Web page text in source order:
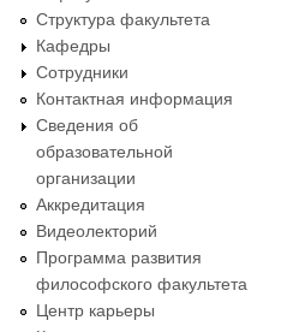
Структура факультета
Кафедры
Сотрудники
Контактная информация
Сведения об
образовательной
организации
Аккредитация
Видеолекторий
Программа развития
философского факультета
Центр карьеры